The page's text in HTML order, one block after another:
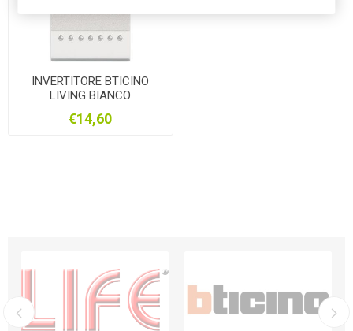
INVERTITORE BTICINO
LIVING BIANCO
€14,60